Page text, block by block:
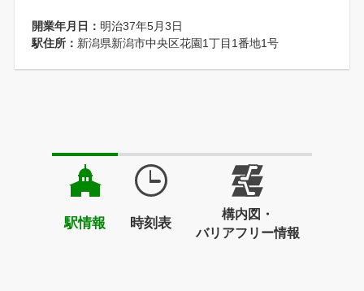
開業年月日： 明治37年5月3日
駅住所： 新潟県新潟市中央区花園1丁目1番地1号
駅情報 時刻表
構内図・
バリアフリー情報